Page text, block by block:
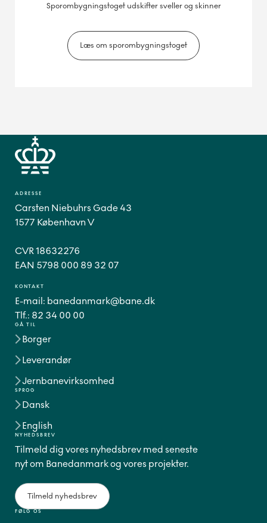
Sporombygningstoget udskifter sveller og skinner
Læs om sporombygningstoget
GÅ TIL
Borger
Leverandør
Jernbanevirksomhed
SPROG
Dansk
English
FØLG OS
ADRESSE
Carsten Niebuhrs Gade 43
1577 København V
CVR 18632276
EAN 5798 000 89 32 07
KONTAKT
E-mail: banedanmark@bane.dk
Tlf.: 82 34 00 00
NYHEDSBREV
Tilmeld dig vores nyhedsbrev med seneste
nyt om Banedanmark og vores projekter.
Tilmeld nyhedsbrev